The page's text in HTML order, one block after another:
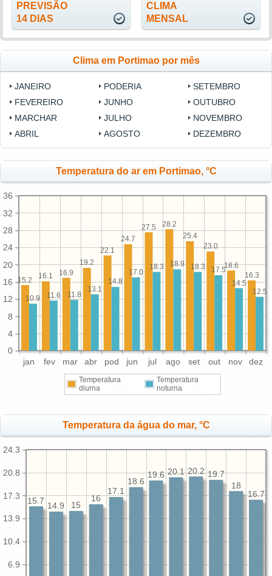
PREVISÃO
14 DIAS
CLIMA
MENSAL
Clima em Portimao por mês
JANEIRO
FEVEREIRO
MARCHAR
ABRIL
PODERIA
JUNHO
JULHO
AGOSTO
SETEMBRO
OUTUBRO
NOVEMBRO
DEZEMBRO
Temperatura do ar em Portimao, °C
jan fev mar abr pod jun jul ago set out nov dez
0
4
8
12
16
20
24
28
32
36
16.3
18.6
23.0
25.4
28.2
27.5
24.7
22.1
19.2
16.9
16.1
15.2
12.5
14.5
17.5
18.3
18.9
18.3
17.0
14.8
13.1
11.8
11.6
10.9
Temperatura
diurna
Temperatura
noturna
Temperatura da água do mar, °C
6.9
10.4
13.9
17.3
20.8
24.3
16.7
18
19.7
20.2
20.1
19.6
18.6
17.1
16
15
14.9
15.7